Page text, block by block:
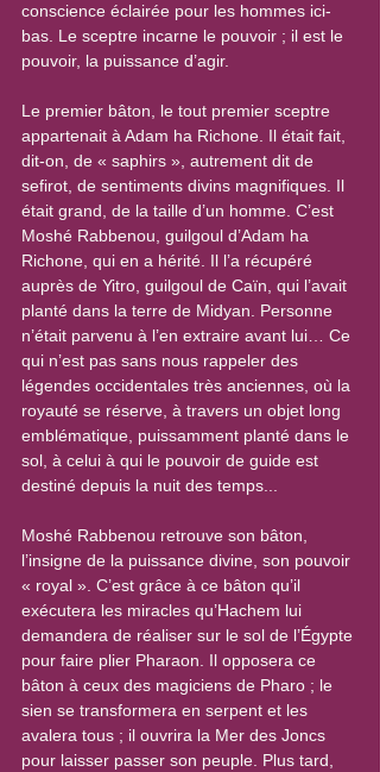
conscience éclairée pour les hommes ici-
bas. Le sceptre incarne le pouvoir ; il est le
pouvoir, la puissance d’agir.
Le premier bâton, le tout premier sceptre
appartenait à Adam ha Richone. Il était fait,
dit-on, de « saphirs », autrement dit de
sefirot, de sentiments divins magnifiques. Il
était grand, de la taille d’un homme. C’est
Moshé Rabbenou, guilgoul d’Adam ha
Richone, qui en a hérité. Il l’a récupéré
auprès de Yitro, guilgoul de Caïn, qui l’avait
planté dans la terre de Midyan. Personne
n’était parvenu à l’en extraire avant lui… Ce
qui n’est pas sans nous rappeler des
légendes occidentales très anciennes, où la
royauté se réserve, à travers un objet long
emblématique, puissamment planté dans le
sol, à celui à qui le pouvoir de guide est
destiné depuis la nuit des temps...
Moshé Rabbenou retrouve son bâton,
l’insigne de la puissance divine, son pouvoir
« royal ». C’est grâce à ce bâton qu’il
exécutera les miracles qu’Hachem lui
demandera de réaliser sur le sol de l’Égypte
pour faire plier Pharaon. Il opposera ce
bâton à ceux des magiciens de Pharo ; le
sien se transformera en serpent et les
avalera tous ; il ouvrira la Mer des Joncs
pour laisser passer son peuple. Plus tard,